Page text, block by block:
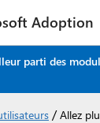
Adoption
parti des
/Allez